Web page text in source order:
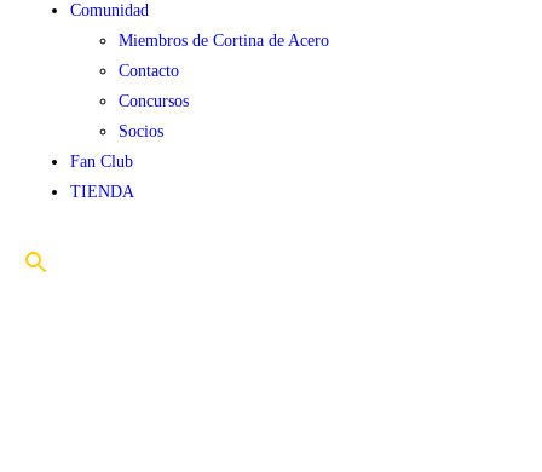
Comunidad
Miembros de Cortina de Acero
Contacto
Concursos
Socios
Fan Club
TIENDA